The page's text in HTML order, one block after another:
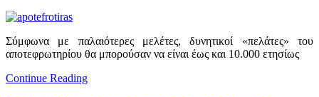
Σύμφωνα με παλαιότερες μελέτες, δυνητικοί «πελάτες» του
αποτεφρωτηρίου θα μπορούσαν να είναι έως και 10.000 ετησίως
Continue Reading